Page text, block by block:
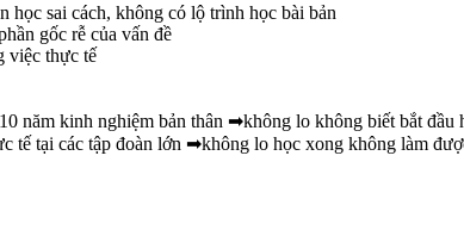
học sai cách, không có lộ trình học bài bản
gốc rễ của vấn đề
việc thực tế
năm kinh nghiệm bản thân ➡không lo không biết bắt đầu
tế tại các tập đoàn lớn ➡không lo học xong không làm